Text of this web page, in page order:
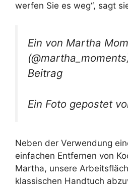
werfen Sie es weg“, sagt
Ein von Martha
Beitrag
Ein Foto gepostet
Neben der Verwendung
einfachen Entfernen von
Martha, unsere
klassischen Handtuch